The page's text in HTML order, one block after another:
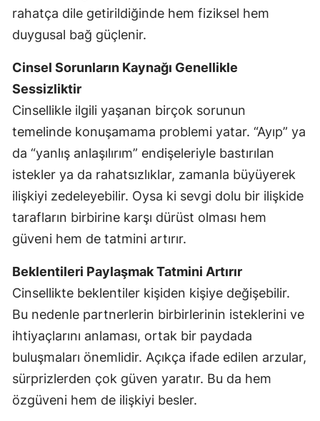
rahatça dile getirildiğinde hem fiziksel hem
duygusal bağ güçlenir.
Cinsel Sorunların Kaynağı Genellikle
Sessizliktir
Cinsellikle ilgili yaşanan birçok sorunun
temelinde konuşamama problemi yatar. “Ayıp” ya
da “yanlış anlaşılırım” endişeleriyle bastırılan
istekler ya da rahatsızlıklar, zamanla büyüyerek
ilişkiyi zedeleyebilir. Oysa ki sevgi dolu bir ilişkide
tarafların birbirine karşı dürüst olması hem
güveni hem de tatmini artırır.
Beklentileri Paylaşmak Tatmini Artırır
Cinsellikte beklentiler kişiden kişiye değişebilir.
Bu nedenle partnerlerin birbirlerinin isteklerini ve
ihtiyaçlarını anlaması, ortak bir paydada
buluşmaları önemlidir. Açıkça ifade edilen arzular,
sürprizlerden çok güven yaratır. Bu da hem
özgüveni hem de ilişkiyi besler.